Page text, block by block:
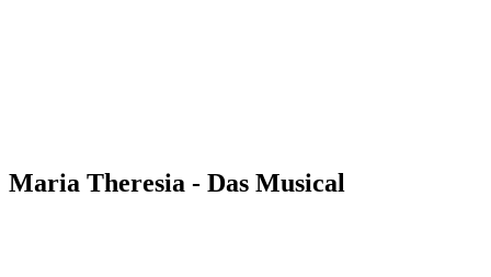
Maria Theresia - Das Musical